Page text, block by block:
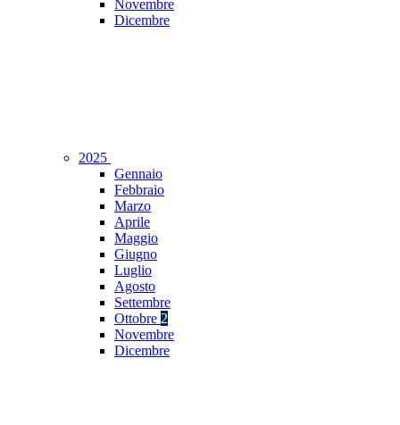
Novembre
Dicembre
2025
Gennaio
Febbraio
Marzo
Aprile
Maggio
Giugno
Luglio
Agosto
Settembre
Ottobre 2
Novembre
Dicembre